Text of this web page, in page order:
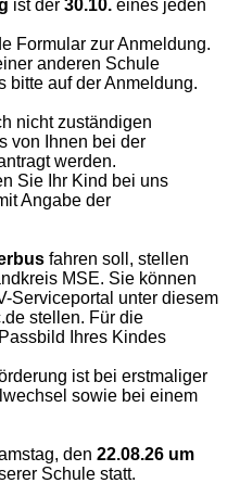
ist der 30.10. eines jeden
Formular zur Anmeldung.
anderen Schule
bitte auf der Anmeldung.
nicht zuständigen
von Ihnen bei der
werden.
Sie Ihr Kind bei uns
Angabe der
fahren soll, stellen
MSE. Sie können
Serviceportal unter diesem
stellen. Für die
Ihres Kindes
ist bei erstmaliger
sowie bei einem
den 22.08.26 um
Schule statt.